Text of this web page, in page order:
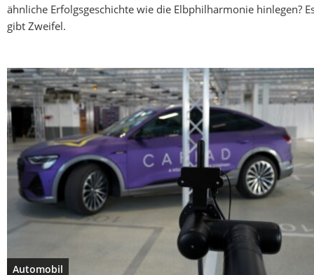
ähnliche Erfolgsgeschichte wie die Elbphilharmonie hinlegen?
gibt Zweifel.
Automobil